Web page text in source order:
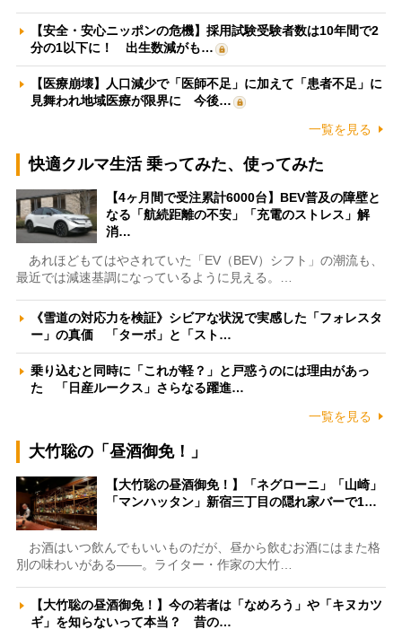
【安全・安心ニッポンの危機】採用試験受験者数は10年間で2
分の1以下に！ 出生数減がも…
【医療崩壊】人口減少で「医師不足」に加えて「患者不足」に
見舞われ地域医療が限界に 今後…
一覧を見る
快適クルマ生活 乗ってみた、使ってみた
【4ヶ月間で受注累計6000台】BEV普及の障壁と
なる「航続距離の不安」「充電のストレス」解
消…
あれほどもてはやされていた「EV（BEV）シフト」の潮流も、
最近では減速基調になっているように見える。…
《雪道の対応力を検証》シビアな状況で実感した「フォレスタ
ー」の真価 「ターボ」と「スト…
乗り込むと同時に「これが軽？」と戸惑うのには理由があっ
た 「日産ルークス」さらなる躍進…
一覧を見る
大竹聡の「昼酒御免！」
【大竹聡の昼酒御免！】「ネグローニ」「山崎」
「マンハッタン」新宿三丁目の隠れ家バーで1…
お酒はいつ飲んでもいいものだが、昼から飲むお酒にはまた格
別の味わいがある――。ライター・作家の大竹…
【大竹聡の昼酒御免！】今の若者は「なめろう」や「キヌカツ
ギ」を知らないって本当？ 昔の…